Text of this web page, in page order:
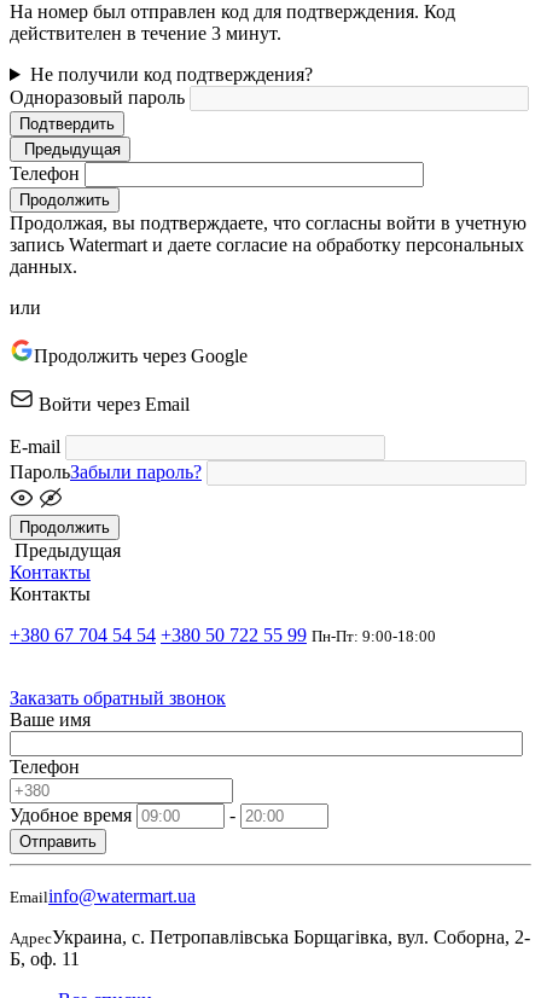
На номер был отправлен код для подтверждения. Код
действителен в течение 3 минут.
Не получили код подтверждения?
Одноразовый пароль
Подтвердить
Предыдущая
Телефон
Продолжить
Продолжая, вы подтверждаете, что согласны войти в учетную
запись Watermart и даете согласие на обработку персональных
данных.
или
Продолжить через Google
Войти через Email
E-mail
ПарольЗабыли пароль?
Продолжить
Предыдущая
Контакты
Контакты
+380 67 704 54 54 +380 50 722 55 99 Пн-Пт: 9:00-18:00
Заказать обратный звонок
Ваше имя
Телефон
Удобное время -
Отправить
Emailinfo@watermart.ua
АдресУкраина, с. Петропавлівська Борщагівка, вул. Соборна, 2-
Б, оф. 11